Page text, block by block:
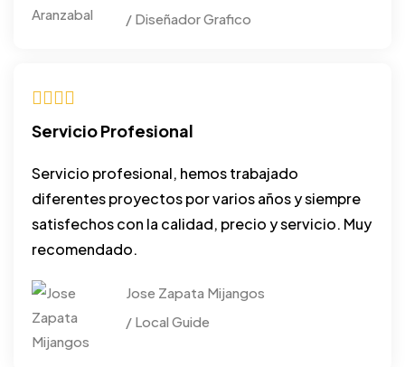
/ Diseñador Grafico
Servicio Profesional
Servicio profesional, hemos trabajado
diferentes proyectos por varios años y siempre
satisfechos con la calidad, precio y servicio. Muy
recomendado.
Jose Zapata Mijangos
/ Local Guide